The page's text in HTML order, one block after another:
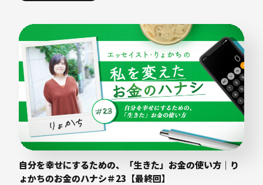
自分を幸せにするための、「生きた」お金の使い方｜り
ょかちのお金のハナシ＃23【最終回】